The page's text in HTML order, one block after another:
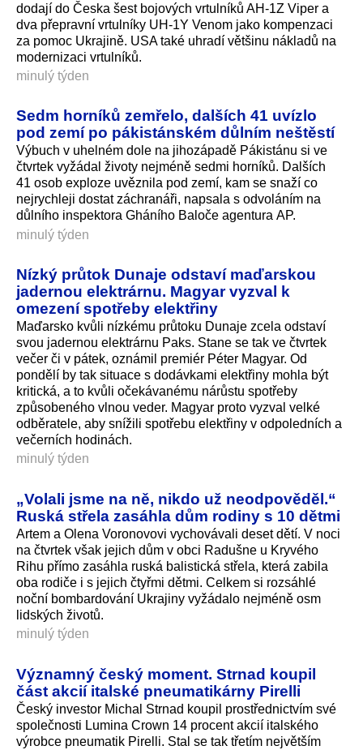
dodají do Česka šest bojových vrtulníků AH-1Z Viper a
dva přepravní vrtulníky UH-1Y Venom jako kompenzaci
za pomoc Ukrajině. USA také uhradí většinu nákladů na
modernizaci vrtulníků.
minulý týden
Sedm horníků zemřelo, dalších 41 uvízlo
pod zemí po pákistánském důlním neštěstí
Výbuch v uhelném dole na jihozápadě Pákistánu si ve
čtvrtek vyžádal životy nejméně sedmi horníků. Dalších
41 osob exploze uvěznila pod zemí, kam se snaží co
nejrychleji dostat záchranáři, napsala s odvoláním na
důlního inspektora Gháního Baloče agentura AP.
minulý týden
Nízký průtok Dunaje odstaví maďarskou
jadernou elektrárnu. Magyar vyzval k
omezení spotřeby elektřiny
Maďarsko kvůli nízkému průtoku Dunaje zcela odstaví
svou jadernou elektrárnu Paks. Stane se tak ve čtvrtek
večer či v pátek, oznámil premiér Péter Magyar. Od
pondělí by tak situace s dodávkami elektřiny mohla být
kritická, a to kvůli očekávanému nárůstu spotřeby
způsobeného vlnou veder. Magyar proto vyzval velké
odběratele, aby snížili spotřebu elektřiny v odpoledních a
večerních hodinách.
minulý týden
„Volali jsme na ně, nikdo už neodpověděl.“
Ruská střela zasáhla dům rodiny s 10 dětmi
Artem a Olena Voronovovi vychovávali deset dětí. V noci
na čtvrtek však jejich dům v obci Radušne u Kryvého
Rihu přímo zasáhla ruská balistická střela, která zabila
oba rodiče i s jejich čtyřmi dětmi. Celkem si rozsáhlé
noční bombardování Ukrajiny vyžádalo nejméně osm
lidských životů.
minulý týden
Významný český moment. Strnad koupil
část akcií italské pneumatikárny Pirelli
Český investor Michal Strnad koupil prostřednictvím své
společnosti Lumina Crown 14 procent akcií italského
výrobce pneumatik Pirelli. Stal se tak třetím největším